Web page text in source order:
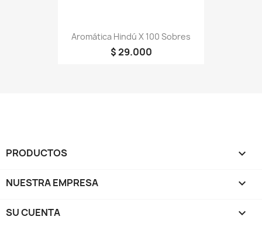
Aromática Hindú X 100 Sobres
$ 29.000
PRODUCTOS 
NUESTRA EMPRESA 
SU CUENTA 